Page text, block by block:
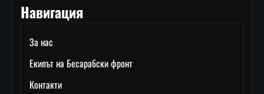
Навигация
За нас
Екипът на Бесарабски фронт
Контакти